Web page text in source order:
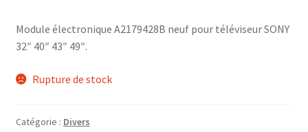
Module électronique A2179428B neuf pour téléviseur SONY
32″ 40″ 43″ 49″.
Rupture de stock
Catégorie : Divers